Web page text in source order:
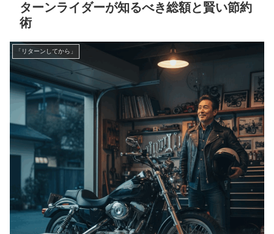
ターンライダーが知るべき総額と賢い節約
術
「リターンしてから」